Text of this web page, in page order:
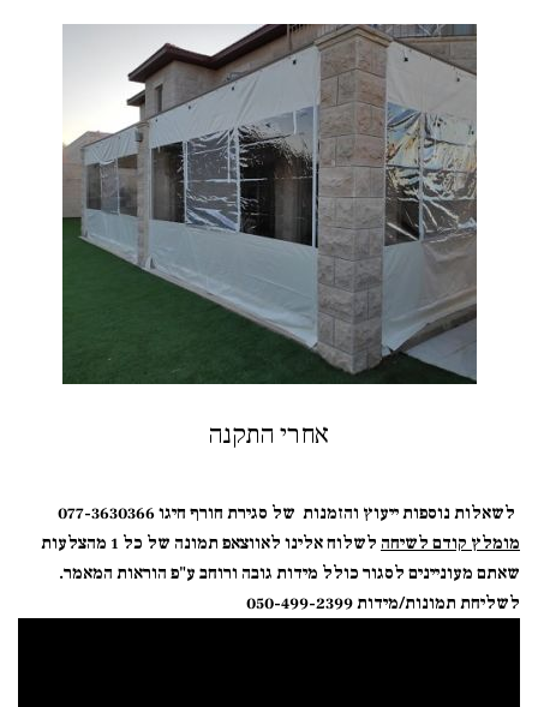
אחרי התקנה
לשאלות נוספות ייעוץ והזמנות של סגירת חורף חיגו077-3630366
מומלץ קודם לשיחה
לשלוח אלינו לאווצאפ תמונה של כל 1 מהצלעות
שאתם מעוניינים לסגור כולל מידות גובה ורוחב ע"פ הוראות המאמר.
לשליחת תמונות/מידות 050-499-2399